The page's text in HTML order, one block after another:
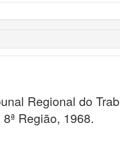
Regional do
Região, 1968.